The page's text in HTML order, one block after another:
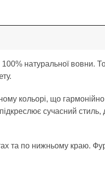
натуральної вовни.
кольорі, що
сучасний
та по нижньому краю.